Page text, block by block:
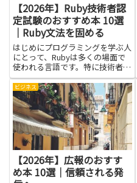
【2026年】Ruby技術者認
定試験のおすすめ本 10選
｜Ruby文法を固める
はじめにプログラミングを学ぶ人
にとって、Rubyは多くの場面で
使われる言語です。特に技術者認
定試験は、基礎をしっかりと確か
められる良い機会になります。本
を選ぶときには、コードの読み書
きのコツや考え方を身につけられ
るものを選ぶと学習が進みやす...
ビジネス
【2026年】広報のおすす
め本 10選｜信頼される発